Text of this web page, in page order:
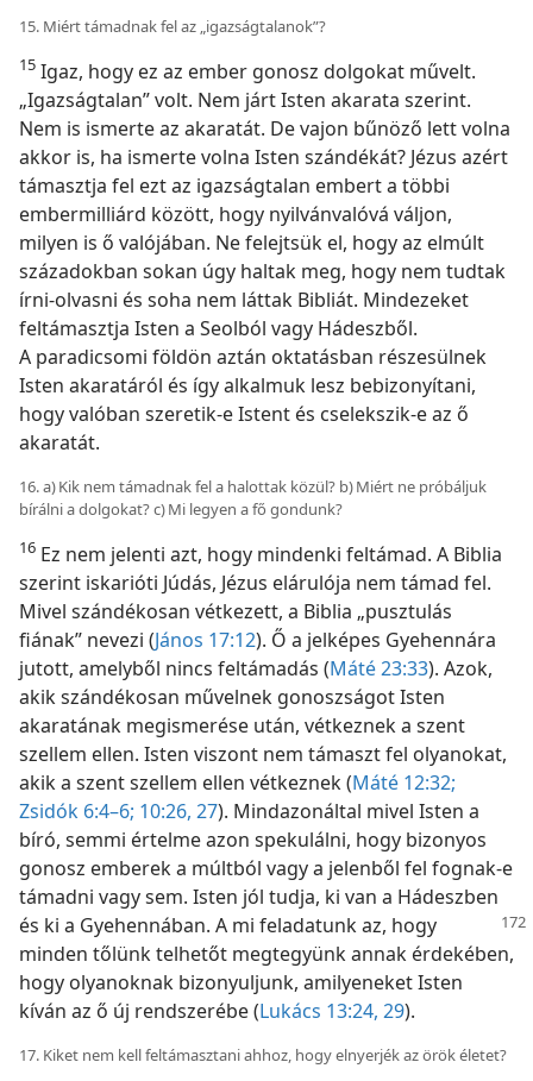
15. Miért támadnak fel az „igazságtalanok”?
15 Igaz, hogy ez az ember gonosz dolgokat művelt.
„Igazságtalan” volt. Nem járt Isten akarata szerint.
Nem is ismerte az akaratát. De vajon bűnöző lett volna
akkor is, ha ismerte volna Isten szándékát? Jézus azért
támasztja fel ezt az igazságtalan embert a többi
embermilliárd között, hogy nyilvánvalóvá váljon,
milyen is ő valójában. Ne felejtsük el, hogy az elmúlt
századokban sokan úgy haltak meg, hogy nem tudtak
írni-olvasni és soha nem láttak Bibliát. Mindezeket
feltámasztja Isten a Seolból vagy Hádeszből.
A paradicsomi földön aztán oktatásban részesülnek
Isten akaratáról és így alkalmuk lesz bebizonyítani,
hogy valóban szeretik-e Istent és cselekszik-e az ő
akaratát.
16. a) Kik nem támadnak fel a halottak közül? b) Miért ne próbáljuk
bírálni a dolgokat? c) Mi legyen a fő gondunk?
16 Ez nem jelenti azt, hogy mindenki feltámad. A Biblia
szerint iskarióti Júdás, Jézus elárulója nem támad fel.
Mivel szándékosan vétkezett, a Biblia „pusztulás
fiának” nevezi (János 17:12). Ő a jelképes Gyehennára
jutott, amelyből nincs feltámadás (Máté 23:33). Azok,
akik szándékosan művelnek gonoszságot Isten
akaratának megismerése után, vétkeznek a szent
szellem ellen. Isten viszont nem támaszt fel olyanokat,
akik a szent szellem ellen vétkeznek (Máté 12:32;
Zsidók 6:4–6; 10:26, 27). Mindazonáltal mivel Isten a
bíró, semmi értelme azon spekulálni, hogy bizonyos
gonosz emberek a múltból vagy a jelenből fel fognak-e
támadni vagy sem. Isten jól tudja, ki van a Hádeszben
és ki a Gyehennában. A mi feladatunk az, hogy
minden tőlünk telhetőt megtegyünk annak érdekében,
hogy olyanoknak bizonyuljunk, amilyeneket Isten
kíván az ő új rendszerébe (Lukács 13:24, 29).
17. Kiket nem kell feltámasztani ahhoz, hogy elnyerjék az örök életet?